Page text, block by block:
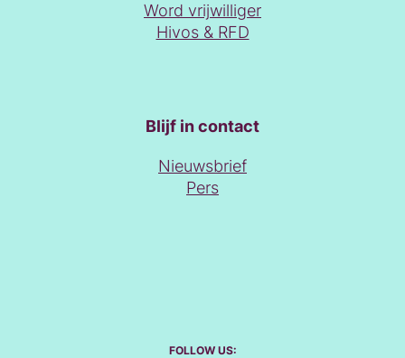
Word vrijwilliger
Hivos & RFD
Blijf in contact
Nieuwsbrief
Pers
FOLLOW US: